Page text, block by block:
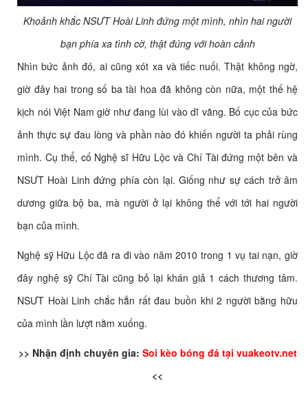
Khoảnh khắc NSƯT Hoài Linh đứng một mình, nhìn hai người
bạn phía xa tình cờ, thật đúng với hoàn cảnh
Nhìn bức ảnh đó, ai cũng xót xa và tiếc nuối. Thật không ngờ,
giờ đây hai trong số ba tài hoa đã không còn nữa, một thế hệ
kịch nói Việt Nam giờ như đang lùi vào dĩ vãng. Bố cục của bức
ảnh thực sự đau lòng và phần nào đó khiến người ta phải rùng
mình. Cụ thể, cố Nghệ sĩ Hữu Lộc và Chí Tài đứng một bên và
NSƯT Hoài Linh đứng phía còn lại. Giống như sự cách trở âm
dương giữa bộ ba, mà người ở lại không thể với tới hai người
bạn của mình.
Nghệ sỹ Hữu Lộc đã ra đi vào năm 2010 trong 1 vụ tai nạn, giờ
đây nghệ sỹ Chí Tài cũng bỏ lại khán giả 1 cách thương tâm.
NSƯT Hoài Linh chắc hẳn rất đau buồn khi 2 người bằng hữu
của mình lần lượt nằm xuống.
>> Nhận định chuyên gia: Soi kèo bóng đá tại vuakeotv.net
<<